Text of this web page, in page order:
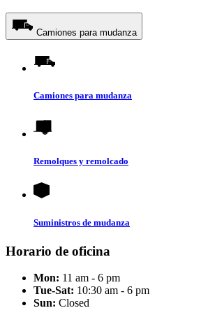
Camiones para mudanza
Camiones para mudanza
Remolques y remolcado
Suministros de mudanza
Horario de oficina
Mon: 11 am - 6 pm
Tue-Sat: 10:30 am - 6 pm
Sun: Closed